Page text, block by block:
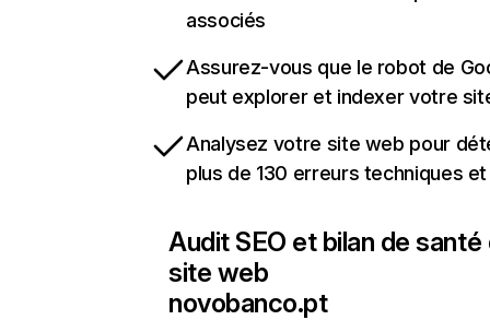
associés
Assurez-vous que le robot de
peut explorer et indexer votre
Analysez votre site web pour
plus de 130 erreurs techniques et
Audit SEO et bilan de santé
site web
novobanco.pt